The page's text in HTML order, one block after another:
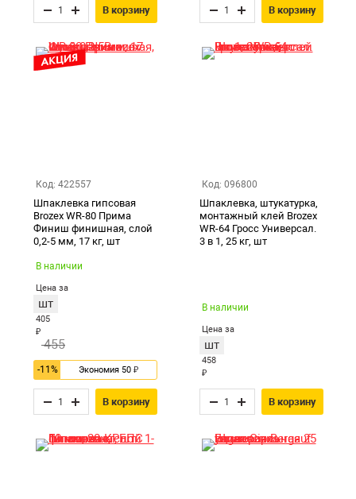
В корзину В корзину
Код: 422557
Шпаклевка гипсовая
Brozex WR-80 Прима
Финиш финишная, слой
0,2-5 мм, 17 кг, шт
В наличии
Цена за
шт
405
₽
455
-11% Экономия 50 ₽
В корзину
Код: 096800
Шпаклевка, штукатурка,
монтажный клей Brozex
WR-64 Гросс Универсал.
3 в 1, 25 кг, шт
В наличии
Цена за
шт
458
₽
В корзину